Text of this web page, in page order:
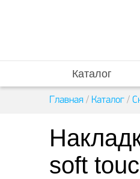
Каталог
Главная / Каталог /
soft